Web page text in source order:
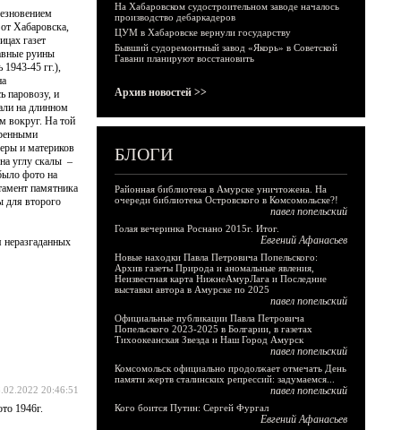
Хабаровска,
газет
руины
1943-45 гг.),
паровозу, и
на длинном
вокруг. На той
и материков
углу скалы –
фото на
памятника
для второго
20:46:51
1946г.
На Хабаровском судостроительном заводе началось
производство дебаркадеров
ЦУМ в Хабаровске вернули государству
Бывший судоремонтный завод «Якорь» в Советской
Гавани планируют восстановить
Архив новостей >>
БЛОГИ
Районная библиотека в Амурске уничтожена. На
очереди библиотека Островского в Комсомольске?!
павел попельский
Голая вечеринка Роснано 2015г. Итог.
Евгений Афанасьев
Новые находки Павла Петровича Попельского:
Архив газеты Природа и аномальные явления,
Неизвестная карта НижнеАмурЛага и Последние
выставки автора в Амурске по 2025
павел попельский
Официальные публикации Павла Петровича
Попельского 2023-2025 в Болгарии, в газетах
Тихоокеанская Звезда и Наш Город Амурск
павел попельский
Комсомольск официально продолжает отмечать День
памяти жертв сталинских репрессий: задумаемся...
павел попельский
Кого боится Путин: Сергей Фургал
Евгений Афанасьев